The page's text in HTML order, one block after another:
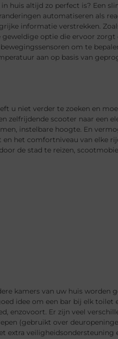
huis altijd zo perfect is? Een
automatiseren als
informatie verstrekken.
optie die ervoor zorgt
om te
aan op basis van
u niet verder te zoeken en
zelfrijdende scooter naar een
instelbare hoogte. En
het comfortniveau van elke
de stad te reizen,
kamers van uw huis worden
idee om een ​​bar bij elk toilet
enzovoort. Er zijn veel
(gebruikt over
extra veiligheidsondersteuning